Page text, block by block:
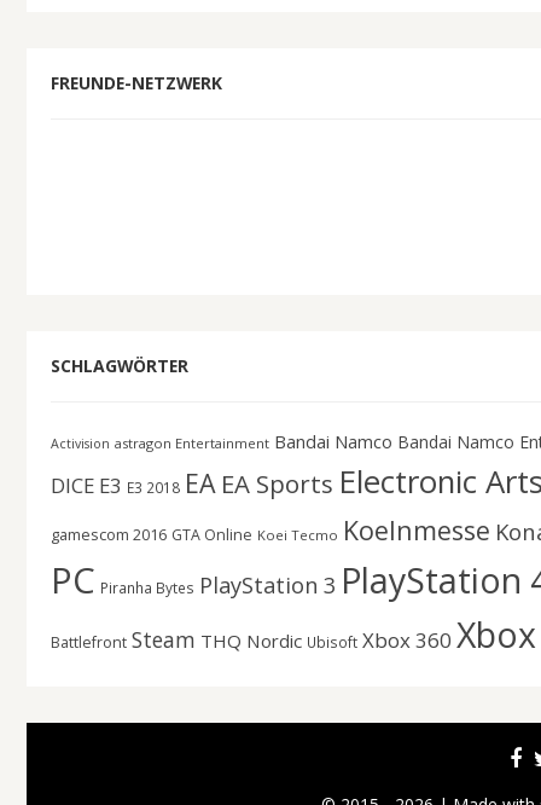
FREUNDE-NETZWERK
SCHLAGWÖRTER
Activision astragon Entertainment Bandai Namco Bandai Namco
DICE E3 E3 2018 EA EA Sports Electronic
gamescom 2016 GTA Online Koei Tecmo Koelnmesse
PC Piranha Bytes PlayStation 3 PlayStation
Battlefront Steam THQ Nordic Ubisoft Xbox 360